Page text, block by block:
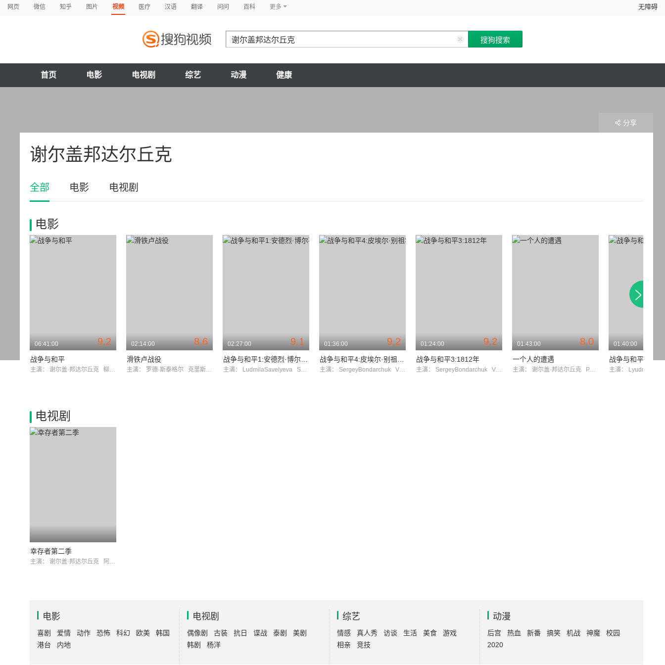
网页 微信 知乎 图片 视频 医疗 汉语 翻译 问问 百科 更多 无障碍
首页 电影 电视剧 综艺 动漫 健康
谢尔盖邦达尔丘克
分享
全部 电影 电视剧
电影
9.2
06:41:00
战争与和平
主演： 谢尔盖·邦达尔丘克 柳德米拉·萨维里耶娃
8.6
02:14:00
滑铁卢战役
主演： 罗德·斯泰格尔 克里斯托弗·普卢默
9.1
02:27:00
主演： LudmilaSavelyeva SergeyBondarchuk
9.2
01:36:00
主演： SergeyBondarchuk VyacheslavTikhonov
9.2
01:24:00
战争与和平3:1812年
主演： SergeyBondarchuk VyacheslavTikhonov
8.0
01:43:00
一个人的遭遇
主演： 谢尔盖·邦达尔丘克 PavelBoriskin
01:40:00
主演：
电视剧
幸存者第二季
主演： 谢尔盖·邦达尔丘克 阿列克谢·菲利蒙诺夫
电影
喜剧 爱情 动作 恐怖 科幻 欧美
韩国
港台
内地
电视剧
偶像剧 古装 抗日 谍战 泰剧
美剧
韩剧
杨洋
综艺
情感 真人秀 访谈 生活 美食
游戏
相亲
竞技
动漫
后宫 热血 新番 搞笑 机战 神魔
校园
2020